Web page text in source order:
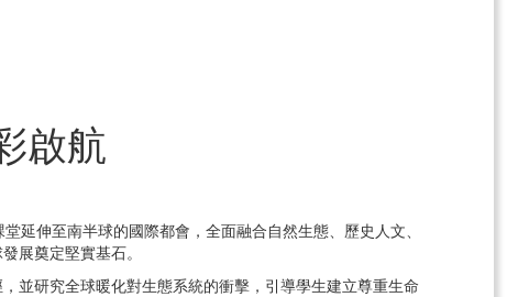
啟航
延伸至南半球的國際都會，全面融合自然生態、歷史人文、
展奠定堅實基石。
並研究全球暖化對生態系統的衝擊，引導學生建立尊重生命